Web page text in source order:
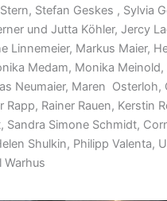
Stefan Geskes , Sylvia
und Jutta Köhler, Jercy
Linnemeier, Markus Maier,
Medam, Monika Meinold,
Neumaier, Maren Osterloh,
Rapp, Rainer Rauen, Kerstin
Sandra Simone Schmidt,
Shulkin, Philipp Valenta,
Warhus